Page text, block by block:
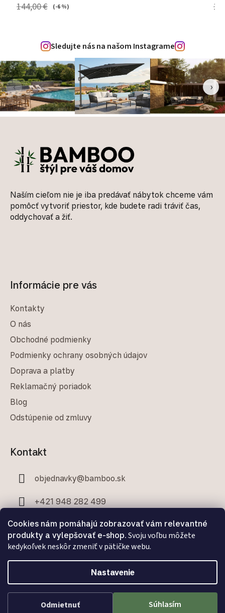
Cookies nám pomáhajú zobrazovať vám relevantné
produkty a vylepšovať e-shop. Svoju voľbu môžete
kedykoľvek neskôr zmeniť v pätičke webu.
Nastavenie
Odmietnuť Súhlasím
144,00 €
(-6 %)
Sledujte nás na našom Instagrame
‹ ›
Naším cieľom nie je iba predávať nábytok chceme vám
pomôcť vytvoriť priestor, kde budete radi tráviť čas,
oddychovať a žiť.
Informácie pre vás
Kontakty
O nás
Obchodné podmienky
Podmienky ochrany osobných údajov
Doprava a platby
Reklamačný poriadok
Blog
Odstúpenie od zmluvy
Kontakt
objednavky@bamboo.sk
+421 948 282 499
+421 907 706 329
Facebook